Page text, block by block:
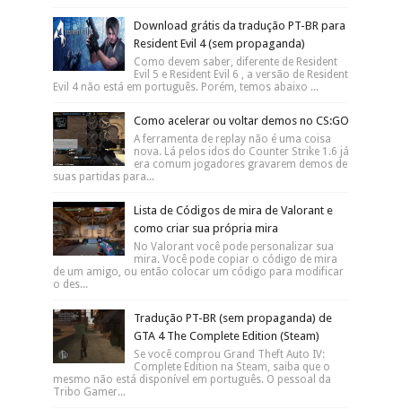
Download grátis da tradução PT-BR para
Resident Evil 4 (sem propaganda)
Como devem saber, diferente de Resident
Evil 5 e Resident Evil 6 , a versão de Resident
Evil 4 não está em português. Porém, temos abaixo ...
Como acelerar ou voltar demos no CS:GO
A ferramenta de replay não é uma coisa
nova. Lá pelos idos do Counter Strike 1.6 já
era comum jogadores gravarem demos de
suas partidas para...
Lista de Códigos de mira de Valorant e
como criar sua própria mira
No Valorant você pode personalizar sua
mira. Você pode copiar o código de mira
de um amigo, ou então colocar um código para modificar
o des...
Tradução PT-BR (sem propaganda) de
GTA 4 The Complete Edition (Steam)
Se você comprou Grand Theft Auto IV:
Complete Edition na Steam, saiba que o
mesmo não está disponível em português. O pessoal da
Tribo Gamer...